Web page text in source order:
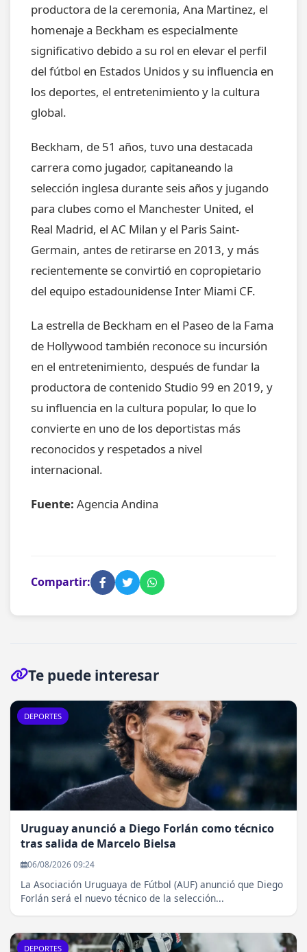
productora de la ceremonia, Ana Martinez, el
homenaje a Beckham es especialmente
significativo debido a su rol en elevar el perfil
del fútbol en Estados Unidos y su influencia en
los deportes, el entretenimiento y la cultura
global.
Beckham, de 51 años, tuvo una destacada
carrera como jugador, capitaneando la
selección inglesa durante seis años y jugando
para clubes como el Manchester United, el
Real Madrid, el AC Milan y el Paris Saint-
Germain, antes de retirarse en 2013, y más
recientemente se convirtió en copropietario
del equipo estadounidense Inter Miami CF.
La estrella de Beckham en el Paseo de la Fama
de Hollywood también reconoce su incursión
en el entretenimiento, después de fundar la
productora de contenido Studio 99 en 2019, y
su influencia en la cultura popular, lo que lo
convierte en uno de los deportistas más
reconocidos y respetados a nivel
internacional.
Fuente: Agencia Andina
Compartir:
Te puede interesar
DEPORTES
Uruguay anunció a Diego Forlán como técnico
tras salida de Marcelo Bielsa
06/08/2026 09:24
La Asociación Uruguaya de Fútbol (AUF) anunció que Diego
Forlán será el nuevo técnico de la selección...
DEPORTES